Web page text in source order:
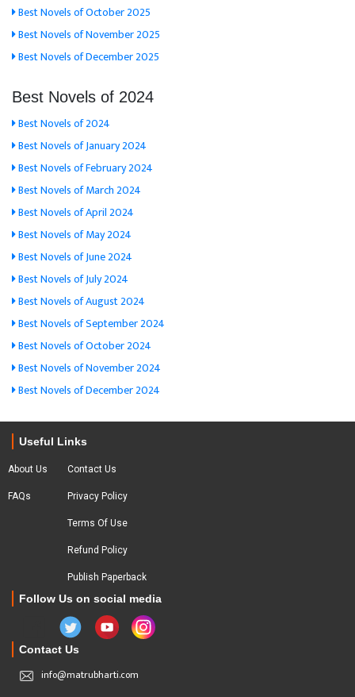
Best Novels of October 2025
Best Novels of November 2025
Best Novels of December 2025
Best Novels of 2024
Best Novels of 2024
Best Novels of January 2024
Best Novels of February 2024
Best Novels of March 2024
Best Novels of April 2024
Best Novels of May 2024
Best Novels of June 2024
Best Novels of July 2024
Best Novels of August 2024
Best Novels of September 2024
Best Novels of October 2024
Best Novels of November 2024
Best Novels of December 2024
Useful Links
About Us
FAQs
Contact Us
Privacy Policy
Terms Of Use
Refund Policy
Publish Paperback
Follow Us on social media
Contact Us
info@matrubharti.com